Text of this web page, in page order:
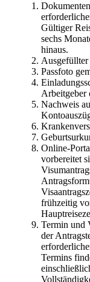
Gültiger
sechs
hinaus.
Passfoto
Arbeitgeber
Nachweis
Online-
vorbereitet
frühzeitig
Termin und
der
Termins